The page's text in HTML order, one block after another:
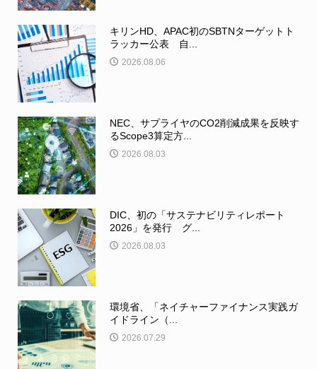
キリンHD、APAC初のSBTNターゲットト
ラッカー公表 自...
2026.08.06
NEC、サプライヤのCO2削減成果を反映す
るScope3算定方...
2026.08.03
DIC、初の「サステナビリティレポート
2026」を発行 グ...
2026.08.03
環境省、「ネイチャーファイナンス実践ガ
イドライン（...
2026.07.29